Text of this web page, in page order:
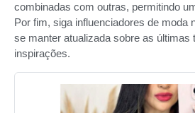
combinadas com outras, permitindo
Por fim, siga influenciadores de moda
se manter atualizada sobre as últimas
inspirações.